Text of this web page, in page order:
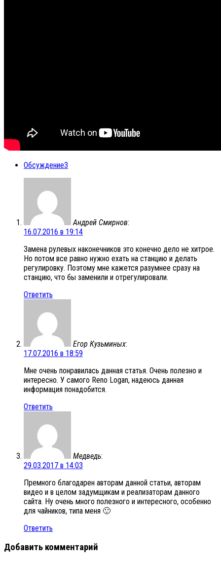
Обсуждение3
Андрей Смирнов:
16.07.2016 в 19:14
Замена рулевых наконечников это конечно дело не хитрое.
Но потом все равно нужно ехать на станцию и делать
регулировку. Поэтому мне кажется разумнее сразу на
станцию, что бы заменили и отрегулировали.
Ответить
Егор Кузьминых:
17.07.2016 в 18:59
Мне очень понравилась данная статья. Очень полезно и
интересно. У самого Reno Logan, надеюсь данная
информация понадобится.
Ответить
Медведь:
29.03.2017 в 14:03
Премного благодарен авторам данной статьи, авторам
видео и в целом задумщикам и реализаторам данного
сайта. Ну очень много полезного и интересного, особенно
для чайников, типа меня 🙂
Ответить
Добавить комментарий